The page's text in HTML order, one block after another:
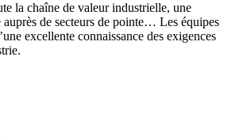
la chaîne de valeur industrielle, une
de secteurs de pointe… Les équipes
excellente connaissance des exigences